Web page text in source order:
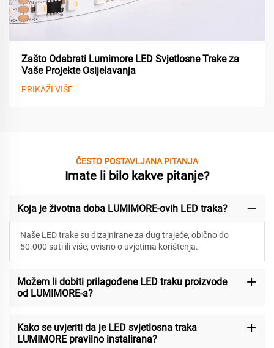
Zašto Odabrati Lumimore LED Svjetlosne Trake za
Vaše Projekte Osijelavanja
PRIKAŽI VIŠE
ČESTO POSTAVLJANA PITANJA
Imate li bilo kakve pitanje?
Koja je životna doba LUMIMORE-ovih LED traka?
Naše LED trake su dizajnirane za dug trajeće, obično do
50.000 sati ili više, ovisno o uvjetima korištenja.
Možem li dobiti prilagođene LED traku proizvode
od LUMIMORE-a?
Kako se uvjeriti da je LED svjetlosna traka
LUMIMORE pravilno instalirana?